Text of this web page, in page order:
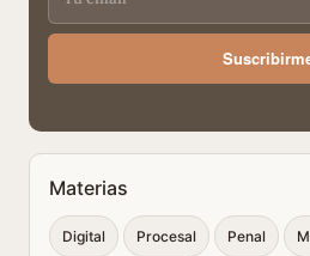
Materias
Digital Procesal Penal